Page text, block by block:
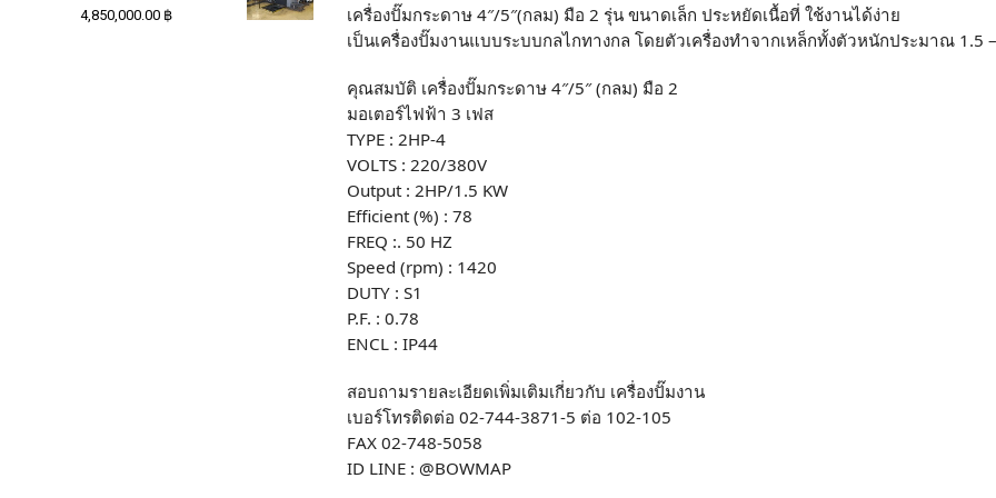
4,850,000.00 ฿
เครื่องปั๊มกระดาษ 4″/5″(กลม) มือ 2 รุ่น ขนาดเล็ก ประหยัดเนื้อที่ ใช้งานได้ง่าย
เป็นเครื่องปั๊มงานแบบระบบกลไกทางกล โดยตัวเครื่องทำจากเหล็กทั้งตัวหนักประมาณ 1.5
คุณสมบัติ เครื่องปั๊มกระดาษ 4″/5″ (กลม) มือ 2
มอเตอร์ไฟฟ้า 3 เฟส
TYPE : 2HP-4
VOLTS : 220/380V
Output : 2HP/1.5 KW
Efficient (%) : 78
FREQ :. 50 HZ
Speed (rpm) : 1420
DUTY : S1
P.F. : 0.78
ENCL : IP44
สอบถามรายละเอียดเพิ่มเติมเกี่ยวกับ เครื่องปั๊มงาน
เบอร์โทรติดต่อ 02-744-3871-5 ต่อ 102-105
FAX 02-748-5058
ID LINE : @BOWMAP